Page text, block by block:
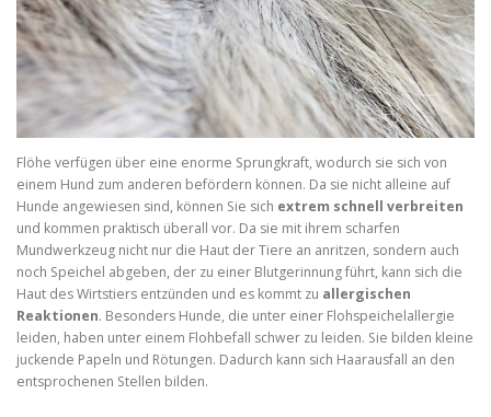
Flöhe verfügen über eine enorme Sprungkraft, wodurch sie sich von
einem Hund zum anderen befördern können. Da sie nicht alleine auf
Hunde angewiesen sind, können Sie sich extrem schnell verbreiten
und kommen praktisch überall vor. Da sie mit ihrem scharfen
Mundwerkzeug nicht nur die Haut der Tiere an anritzen, sondern auch
noch Speichel abgeben, der zu einer Blutgerinnung führt, kann sich die
Haut des Wirtstiers entzünden und es kommt zu allergischen
Reaktionen. Besonders Hunde, die unter einer Flohspeichelallergie
leiden, haben unter einem Flohbefall schwer zu leiden. Sie bilden kleine
juckende Papeln und Rötungen. Dadurch kann sich Haarausfall an den
entsprochenen Stellen bilden.